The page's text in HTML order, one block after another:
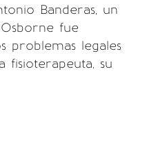
Banderas, un
fue
problemas legales
fisioterapeuta, su